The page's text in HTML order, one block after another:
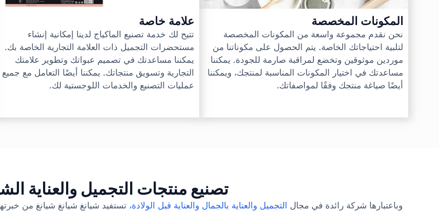
المكونات المخصصة
نحن نقدم مجموعة واسعة من المكونات المخصصة
لتلبية احتياجاتك الخاصة. يتم الحصول على مكوناتنا من
موردين موثوقين وتخضع لمراقبة صارمة للجودة. يمكننا
مساعدتك في اختيار المكونات المناسبة لمنتجك، ويمكننا
أيضًا صياغة منتجك وفقًا لمواصفاتك.
علامة خاصة
تتيح لك خدمة تصنيع الماكياج لدينا إمكانية إنشاء
مستحضرات التجميل ذات العلامة التجارية الخاصة بك.
يمكننا مساعدتك في تصميم عبواتك وتطوير علامتك
التجارية وتسويق منتجاتك. يمكننا أيضًا التعامل مع جميع
عمليات التصنيع والخدمات اللوجستية لك.
تصنيع منتجات التجميل والعناية
وباعتبارها شركة رائدة في مجال التجميل والعناية بالجمال والعناية قبل الولادة، تستفيد شيانغ شيانغ شيانغ من